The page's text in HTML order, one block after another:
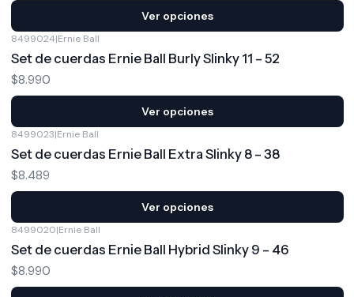
Ver opciones
8499024|Ernie Ball
Set de cuerdas Ernie Ball Burly Slinky 11 – 52
$8.990
Ver opciones
8499023|Ernie Ball
Set de cuerdas Ernie Ball Extra Slinky 8 – 38
$8.489
Ver opciones
8499020|Ernie Ball
Set de cuerdas Ernie Ball Hybrid Slinky 9 – 46
$8.990